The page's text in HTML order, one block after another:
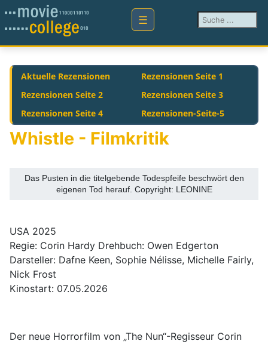
Suchen ...
Aktuelle Rezensionen
Rezensionen Seite 1
Rezensionen Seite 2
Rezensionen Seite 3
Rezensionen Seite 4
Rezensionen-Seite-5
Whistle - Filmkritik
Das Pusten in die titelgebende Todespfeife beschwört den
eigenen Tod herauf. Copyright: LEONINE
USA 2025
Regie: Corin Hardy Drehbuch: Owen Edgerton
Darsteller: Dafne Keen, Sophie Nélisse, Michelle Fairly,
Nick Frost
Kinostart: 07.05.2026
Der neue Horrorfilm von „The Nun“-Regisseur Corin